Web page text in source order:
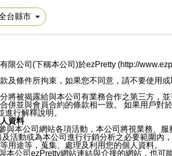
限公司(下稱本公司)於ezPretty (http://
及條件所拘束，如果您不同意，請不要使用或
將被揭露給與本公司有業務合作之第三方，
併並與會員合約的條款相一致。 如果用戶
行解釋說明。
資料
與本公司網站各項活動，本公司將視業務、
活動或為本公司進行行銷分析之必要範圍
用途等，蒐集、處理及利用您的個人資料。
本公司ezPretty網站連結與介接的網站，也